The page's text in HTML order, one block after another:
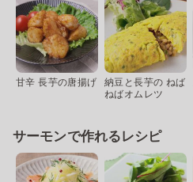
甘辛 長芋の唐揚げ
納豆と長芋の ねば
ねばオムレツ
サーモンで作れるレシピ